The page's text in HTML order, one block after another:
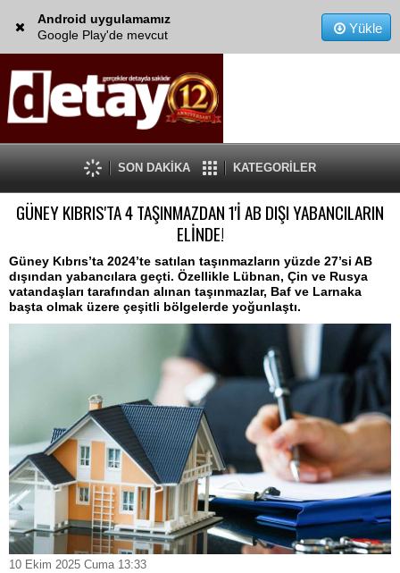
Android uygulamamız
Google Play'de mevcut
Yükle
SON DAKİKA KATEGORİLER
GÜNEY KIBRIS'TA 4 TAŞINMAZDAN 1'İ AB DIŞI YABANCILARIN
ELİNDE!
Güney Kıbrıs’ta 2024’te satılan taşınmazların yüzde 27’si AB
dışından yabancılara geçti. Özellikle Lübnan, Çin ve Rusya
vatandaşları tarafından alınan taşınmazlar, Baf ve Larnaka
başta olmak üzere çeşitli bölgelerde yoğunlaştı.
10 Ekim 2025 Cuma 13:33